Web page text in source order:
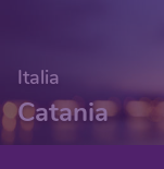
Italia
Catania